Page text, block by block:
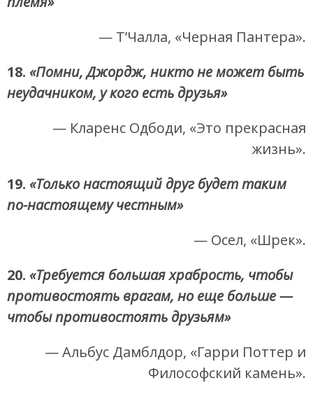
— Т’Чалла, «Черная Пантера».
18. «Помни, Джордж, никто не может быть
неудачником, у кого есть друзья»
— Кларенс Одбоди, «Это прекрасная
жизнь».
19. «Только настоящий друг будет таким
по-настоящему честным»
— Осел, «Шрек».
20. «Требуется большая храбрость, чтобы
противостоять врагам, но еще больше —
чтобы противостоять друзьям»
— Альбус Дамблдор, «Гарри Поттер и
Философский камень».